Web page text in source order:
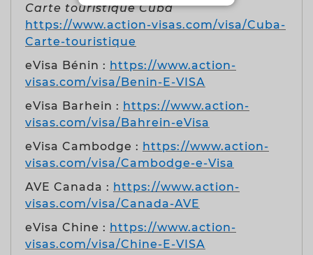
Carte touristique Cuba
https://www.action-visas.com/visa/Cuba-
Carte-touristique
eVisa Bénin : https://www.action-
visas.com/visa/Benin-E-VISA
eVisa Barhein : https://www.action-
visas.com/visa/Bahrein-eVisa
eVisa Cambodge : https://www.action-
visas.com/visa/Cambodge-e-Visa
AVE Canada : https://www.action-
visas.com/visa/Canada-AVE
eVisa Chine : https://www.action-
visas.com/visa/Chine-E-VISA